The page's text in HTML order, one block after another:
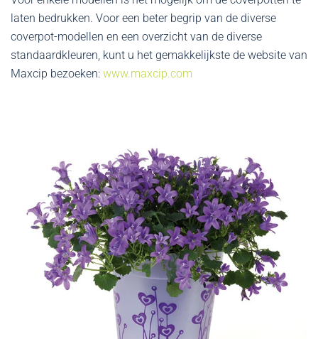
laten bedrukken. Voor een beter begrip van de diverse
coverpot-modellen en een overzicht van de diverse
standaardkleuren, kunt u het gemakkelijkste de website van
Maxcip bezoeken: www.maxcip.com